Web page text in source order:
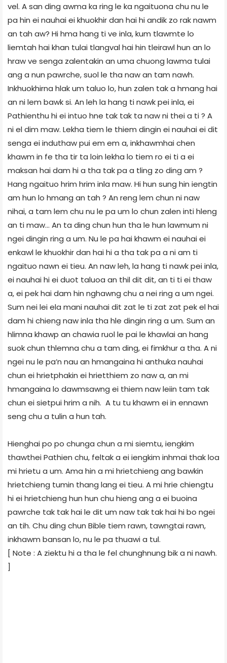
vel. A san ding awma ka ring le ka ngaituona chu nu le
pa hin ei nauhai ei khuokhir dan hai hi andik zo rak nawm
an tah aw? Hi hma hang ti ve inla, kum tlawmte lo
liemtah hai khan tulai tlangval hai hin tleirawl hun an lo
hraw ve senga zalentakin an uma chuong lawma tulai
ang a nun pawrche, suol le tha naw an tam nawh.
Inkhuokhirna hlak um taluo lo, hun zalen tak a hmang hai
an ni lem bawk si. An leh la hang ti nawk pei inla, ei
Pathienthu hi ei intuo hne tak tak ta naw ni thei a ti ? A
ni el dim maw. Lekha tiem le thiem dingin ei nauhai ei dit
senga ei induthaw pui em em a, inkhawmhai chen
khawm in fe tha tir ta loin lekha lo tiem ro ei ti a ei
maksan hai dam hi a tha tak pa a tling zo ding am ?
Hang ngaituo hrim hrim inla maw. Hi hun sung hin iengtin
am hun lo hmang an tah ? An reng lem chun ni naw
nihai, a tam lem chu nu le pa um lo chun zalen inti hleng
an ti maw… An ta ding chun hun tha le hun lawmum ni
ngei dingin ring a um. Nu le pa hai khawm ei nauhai ei
enkawl le khuokhir dan hai hi a tha tak pa a ni am ti
ngaituo nawn ei tieu. An naw leh, la hang ti nawk pei inla,
ei nauhai hi ei duot taluoa an thil dit dit, an ti ti ei thaw
a, ei pek hai dam hin nghawng chu a nei ring a um ngei.
Sum nei lei ela mani nauhai dit zat le ti zat zat pek el hai
dam hi chieng naw inla tha hle dingin ring a um. Sum an
hlimna khawp an chawia ruol le pai le khawlai an hang
suok chun thlemna chu a tam ding, ei fimkhur a tha. A ni
ngei nu le pa’n nau an hmangaina hi anthuka nauhai
chun ei hrietphakin ei hrietthiem zo naw a, an mi
hmangaina lo dawmsawng ei thiem naw leiin tam tak
chun ei sietpui hrim a nih. A tu tu khawm ei in ennawn
seng chu a tulin a hun tah.
Hienghai po po chunga chun a mi siemtu, iengkim
thawthei Pathien chu, feltak a ei iengkim inhmai thak loa
mi hrietu a um. Ama hin a mi hrietchieng ang bawkin
hrietchieng tumin thang lang ei tieu. A mi hrie chiengtu
hi ei hrietchieng hun hun chu hieng ang a ei buoina
pawrche tak tak hai le dit um naw tak tak hai hi bo ngei
an tih. Chu ding chun Bible tiem rawn, tawngtai rawn,
inkhawm bansan lo, nu le pa thuawi a tul.
[ Note : A ziektu hi a tha le fel chunghnung bik a ni nawh.
]